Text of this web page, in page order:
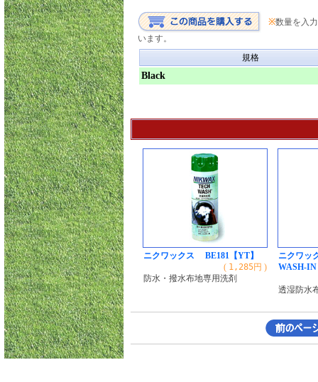
※数量を入
います。
規格
Black
ニクワックス BE181【YT】
( 1,285円 )
防水・撥水布地専用洗剤
ニクワッ
WASH-IN
透湿防水